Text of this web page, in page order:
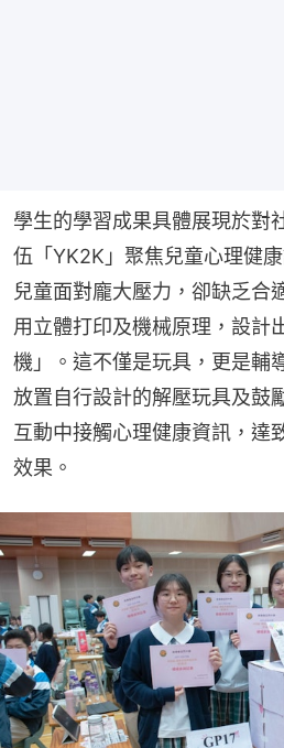
學生的學習成果具體展現於對
伍「YK2K」聚焦兒童心理健
兒童面對龐大壓力，卻缺乏合
用立體打印及機械原理，設計
機」。這不僅是玩具，更是輔
放置自行設計的解壓玩具及鼓
互動中接觸心理健康資訊，達
效果。